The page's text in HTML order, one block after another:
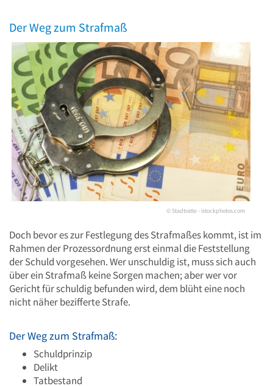
Der Weg zum Strafmaß
© Stadtratte - istockphotos.com
Doch bevor es zur Festlegung des Strafmaßes kommt, ist im
Rahmen der Prozessordnung erst einmal die Feststellung
der Schuld vorgesehen. Wer unschuldig ist, muss sich auch
über ein Strafmaß keine Sorgen machen; aber wer vor
Gericht für schuldig befunden wird, dem blüht eine noch
nicht näher bezifferte Strafe.
Der Weg zum Strafmaß:
Schuldprinzip
Delikt
Tatbestand